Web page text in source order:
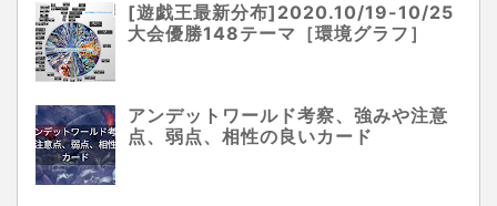
[遊戯王最新分布]2020.10/19-10/25
大会優勝148テーマ［環境グラフ］
アンデットワールド考察、強みや注意
点、弱点、相性の良いカード